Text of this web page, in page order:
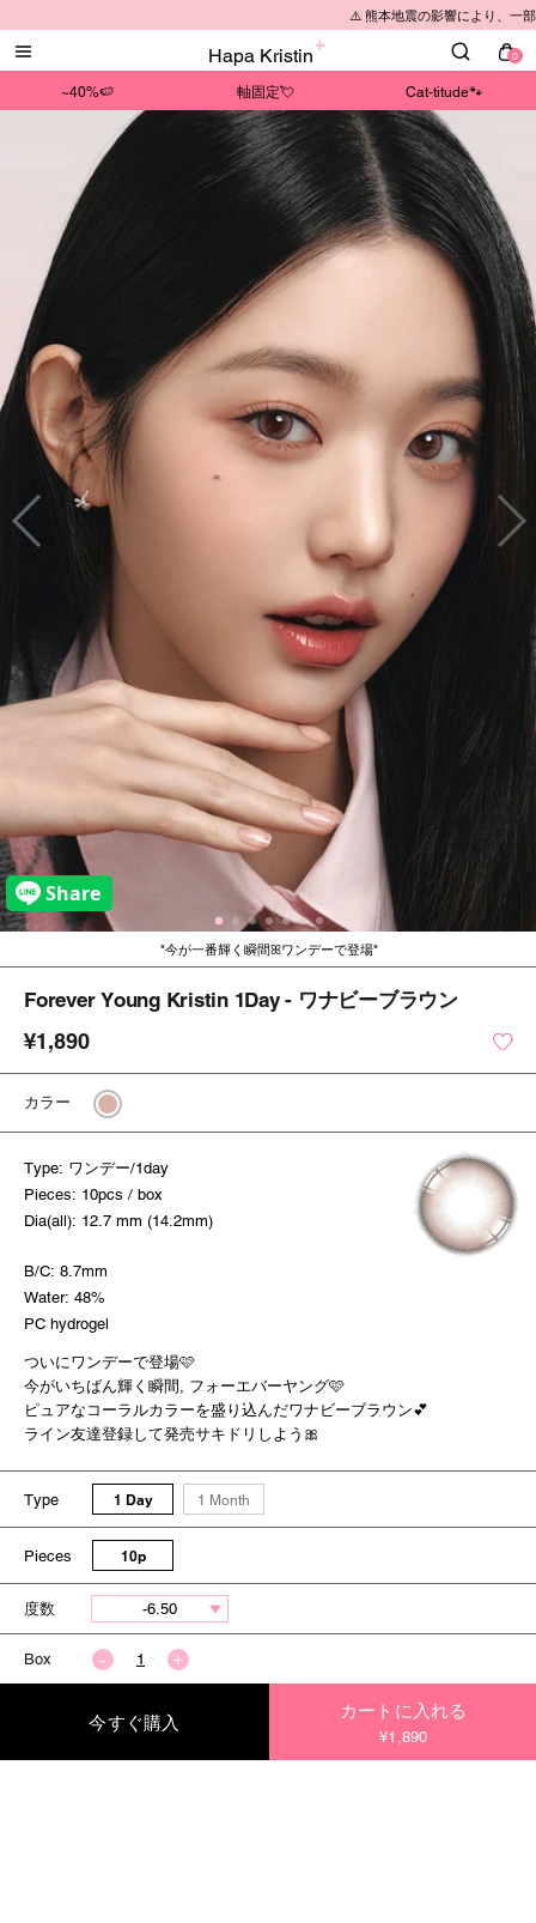
Hapa Kristin 0
~40%🍉 軸固定💘 Cat-titude🐾
⚠️ 熊本地震の影響により、一部地域で配送遅延が
今が一番輝く瞬間ꕤワンデーで登場
Forever Young Kristin 1Day - ワナビーブラウン
¥1,890
カラー
Type: ワンデー/1day
Pieces: 10pcs / box
Dia(all): 12.7 mm (14.2mm)
B/C: 8.7mm
Water: 48%
PC hydrogel
ついにワンデーで登場🩷
今がいちばん輝く瞬間, フォーエバーヤング🩷
ピュアなコーラルカラーを盛り込んだワナビーブラウン💕
ライン友達登録して発売サキドリしよう🎀
Type 1 Day 1 Month
Pieces 10p
度数
Box
今すぐ購入
カートに入れる
¥1,890